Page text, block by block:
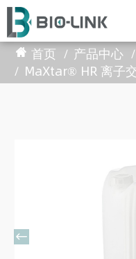
首页 产品中心
MaXtar® HR 离子
